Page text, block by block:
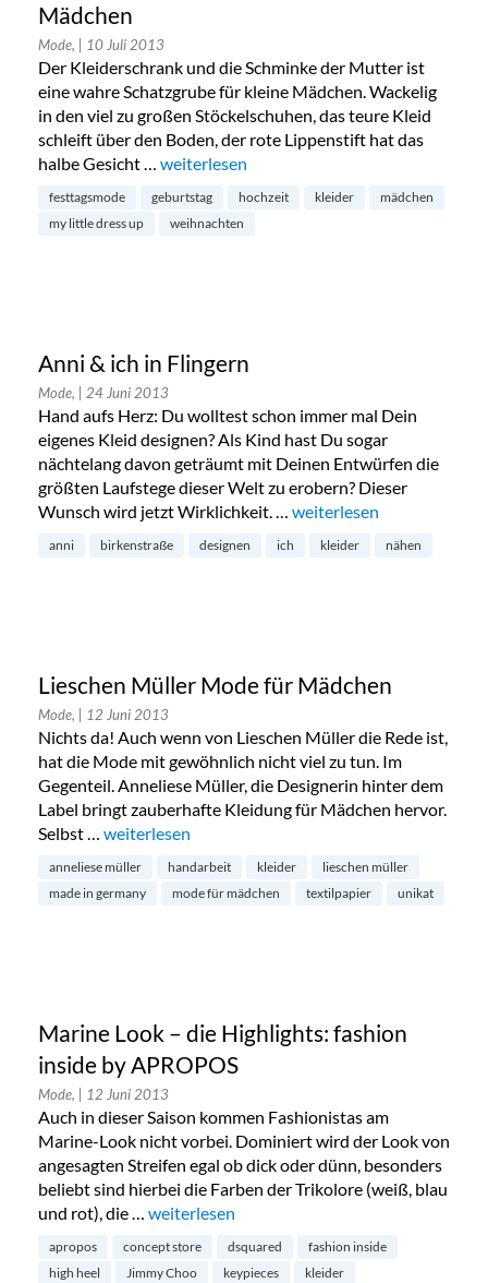
Mädchen
Mode, | 10 Juli 2013
Der Kleiderschrank und die Schminke der Mutter ist
eine wahre Schatzgrube für kleine Mädchen. Wackelig
in den viel zu großen Stöckelschuhen, das teure Kleid
schleift über den Boden, der rote Lippenstift hat das
halbe Gesicht … „My Little Dress Up: festliche Kleider für
weiterlesen
festtagsmode geburtstag hochzeit kleider
mädchen
my little dress up
weihnachten
Anni & ich in Flingern
Mode, | 24 Juni 2013
Hand aufs Herz: Du wolltest schon immer mal Dein
eigenes Kleid designen? Als Kind hast Du sogar
nächtelang davon geträumt mit Deinen Entwürfen die
größten Laufstege dieser Welt zu erobern? Dieser
Wunsch wird jetzt Wirklichkeit. … „Anni & ich in Flingern“
weiterlesen
anni birkenstraße designen ich kleider nähen
Lieschen Müller Mode für Mädchen
Mode, | 12 Juni 2013
Nichts da! Auch wenn von Lieschen Müller die Rede ist,
hat die Mode mit gewöhnlich nicht viel zu tun. Im
Gegenteil. Anneliese Müller, die Designerin hinter dem
Label bringt zauberhafte Kleidung für Mädchen hervor.
Selbst … „Lieschen Müller Mode für Mädchen“
weiterlesen
anneliese müller handarbeit kleider
lieschen müller
made in germany
mode für mädchen textilpapier unikat
Marine Look – die Highlights: fashion
inside by APROPOS
Mode, | 12 Juni 2013
Auch in dieser Saison kommen Fashionistas am
Marine-Look nicht vorbei. Dominiert wird der Look von
angesagten Streifen egal ob dick oder dünn, besonders
beliebt sind hierbei die Farben der Trikolore (weiß, blau
und rot), die … „Marine Look – die Highlights: fashion inside
weiterlesen
apropos concept store dsquared
fashion inside
high heel
Jimmy Choo keypieces
kleider